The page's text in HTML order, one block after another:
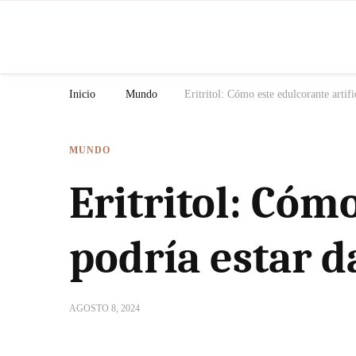
Inicio Mundo Eritritol: Cómo este edulcorante
MUNDO
Eritritol:
podría estar
AGOSTO 8, 2024